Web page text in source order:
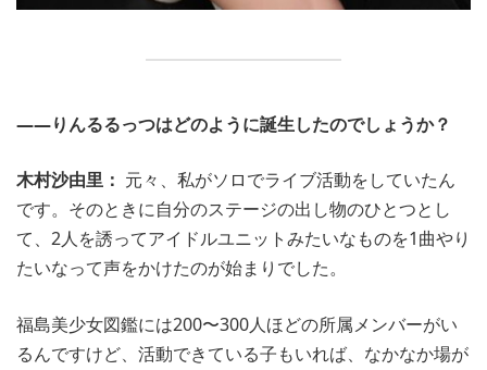
――りんるるっつはどのように誕生したのでしょうか？
木村沙由里： 元々、私がソロでライブ活動をしていたん
です。そのときに自分のステージの出し物のひとつとし
て、2人を誘ってアイドルユニットみたいなものを1曲やり
たいなって声をかけたのが始まりでした。
福島美少女図鑑には200〜300人ほどの所属メンバーがい
るんですけど、活動できている子もいれば、なかなか場が